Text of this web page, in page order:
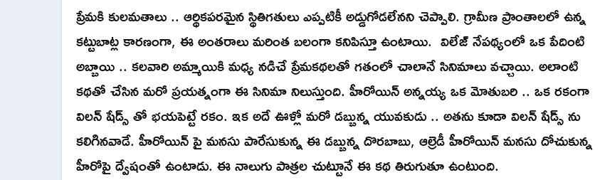
ప్రేమకి కులమతాలు .. ఆర్థికపరమైన స్థితిగతులు ఎప్పటికీ అడ్డుగోడలేనని చెప్పాలి. గ్రామీణ ప్రాంతాలలో ఉన్న
కట్టుబాట్ల కారణంగా, ఈ అంతరాలు మరింత బలంగా కనిపిస్తూ ఉంటాయి. విలేజ్ నేపథ్యంలో ఒక పేదింటి
అబ్బాయి .. కలవారి అమ్మాయికి మధ్య నడిచే ప్రేమకథలతో గతంలో చాలానే సినిమాలు వచ్చాయి. అలాంటి
కథతో చేసిన మరో ప్రయత్నంగా ఈ సినిమా నిలుస్తుంది. హీరోయిన్ అన్నయ్య ఒక మోతుబరి .. ఒక రకంగా
విలన్ షేడ్స్ తో భయపెట్టే రకం. ఇక అదే ఊళ్లో మరో డబ్బున్న యువకుడు .. అతను కూడా విలన్ షేడ్స్ ను
కలిగినవాడే. హీరోయిన్ పై మనసు పారేసుకున్న ఈ డబ్బున్న దొరబాబు, ఆల్రెడీ హీరోయిన్ మనసు దోచుకున్న
హీరోపై ద్వేషంతో ఉంటాడు. ఈ నాలుగు పాత్రల చుట్టూనే ఈ కథ తిరుగుతూ ఉంటుంది.